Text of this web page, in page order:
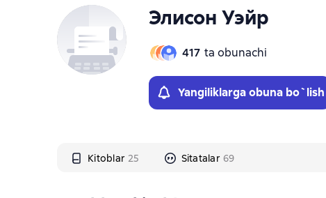
Элисон Уэйр
417 ta obunachi
Yangiliklarga obuna bo`lish
Kitoblar 25 Sitatalar 69